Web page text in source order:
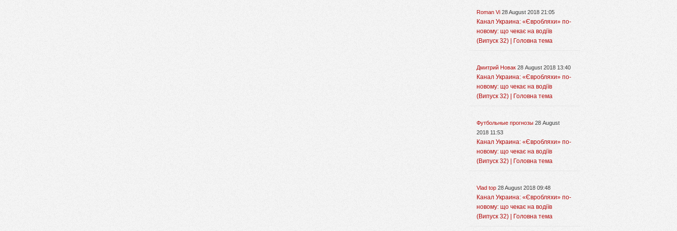
Roman Vi 28 August 2018 21:05
Канал Украина: «Євробляхи» по-
новому: що чекає на водіїв
(Випуск 32) | Головна тема
Дмитрий Новак 28 August 2018 13:40
Канал Украина: «Євробляхи» по-
новому: що чекає на водіїв
(Випуск 32) | Головна тема
Футбольные прогнозы 28 August
2018 11:53
Канал Украина: «Євробляхи» по-
новому: що чекає на водіїв
(Випуск 32) | Головна тема
Vlad top 28 August 2018 09:48
Канал Украина: «Євробляхи» по-
новому: що чекає на водіїв
(Випуск 32) | Головна тема